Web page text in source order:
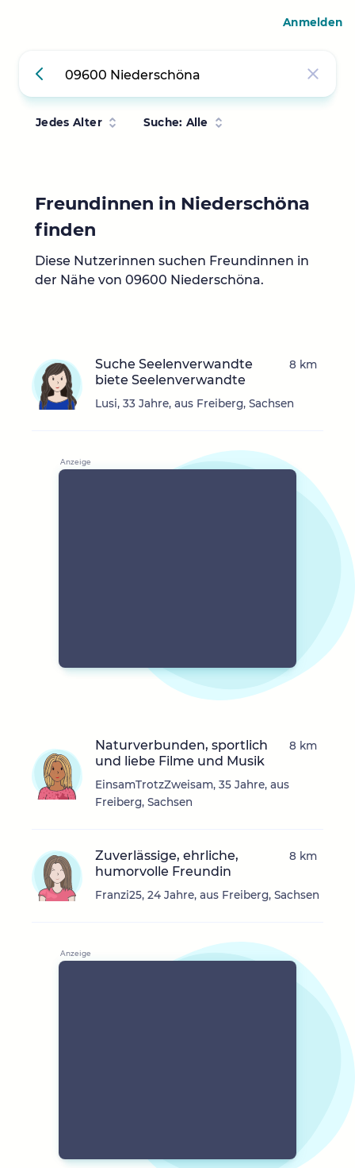
Jedes Alter Suche: Alle
Freundinnen in Niederschöna
finden
Diese Nutzerinnen suchen Freundinnen in
der Nähe von 09600 Niederschöna.
Suche Seelenverwandte
biete Seelenverwandte
Lusi, 33 Jahre, aus Freiberg, Sachsen
8 km
Naturverbunden, sportlich
und liebe Filme und Musik
EinsamTrotzZweisam, 35 Jahre, aus
Freiberg, Sachsen
8 km
Zuverlässige, ehrliche,
humorvolle Freundin
Franzi25, 24 Jahre, aus Freiberg, Sachsen
8 km
Anmelden